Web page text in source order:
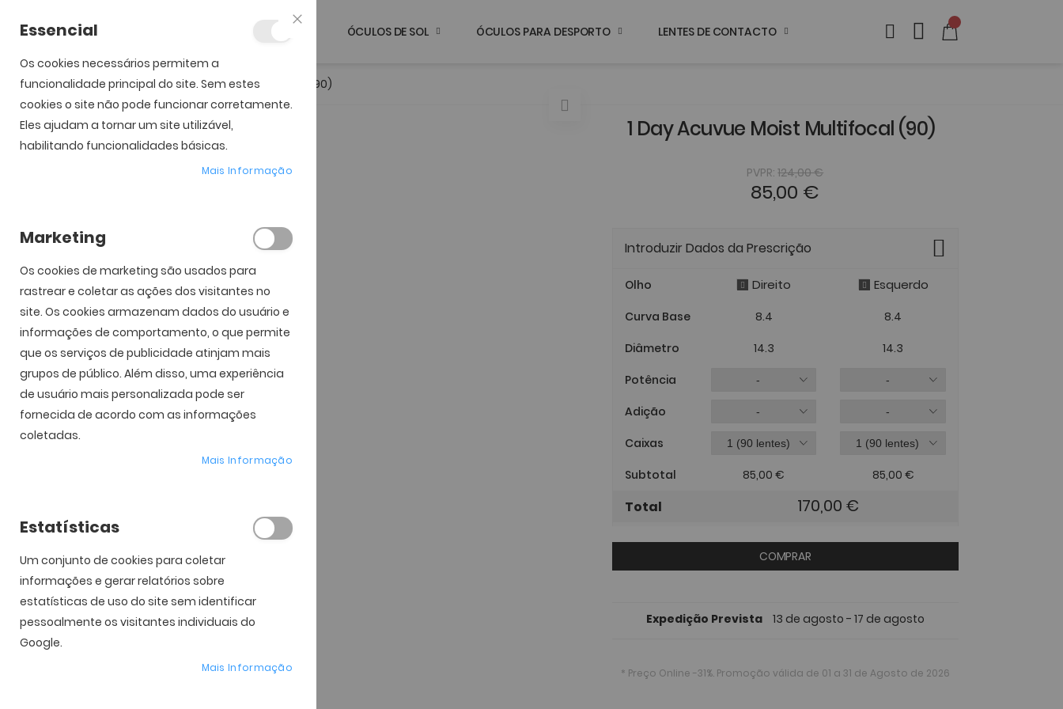
ÓCULOS DE SOL ÓCULOS PARA DESPORTO LENTES DE CONTACTO
Início 1 Day Acuvue Moist Multifocal (90)
Saltar para o final da
Galeria de imagens
Saltar para o início da
Galeria de imagens
1 Day Acuvue Moist Multifocal (90)
PVPR:124,00 €
85,00 €
Introduzir Dados da Prescrição
Olho
Curva Base
Diâmetro
Potência
Adição
Caixas
Subtotal
Direito
8.4
14.3
85,00 €
Esquerdo
8.4
14.3
85,00 €
Total 170,00 €
COMPRAR
Expedição Prevista 13 de agosto - 17 de agosto
* Preço Online -31%. Promoção válida de 01 a 31 de Agosto de 2026
Essencial
Os cookies necessários permitem a
funcionalidade principal do site. Sem estes
cookies o site não pode funcionar corretamente.
Eles ajudam a tornar um site utilizável,
habilitando funcionalidades básicas.
Mais Informação
Marketing
Os cookies de marketing são usados ​​para
rastrear e coletar as ações dos visitantes no
site. Os cookies armazenam dados do usuário e
informações de comportamento, o que permite
que os serviços de publicidade atinjam mais
grupos de público. Além disso, uma experiência
de usuário mais personalizada pode ser
fornecida de acordo com as informações
coletadas.
Mais Informação
Estatísticas
Um conjunto de cookies para coletar
informações e gerar relatórios sobre
estatísticas de uso do site sem identificar
pessoalmente os visitantes individuais do
Google.
Mais Informação